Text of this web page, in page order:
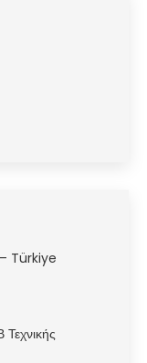
– Türkiye